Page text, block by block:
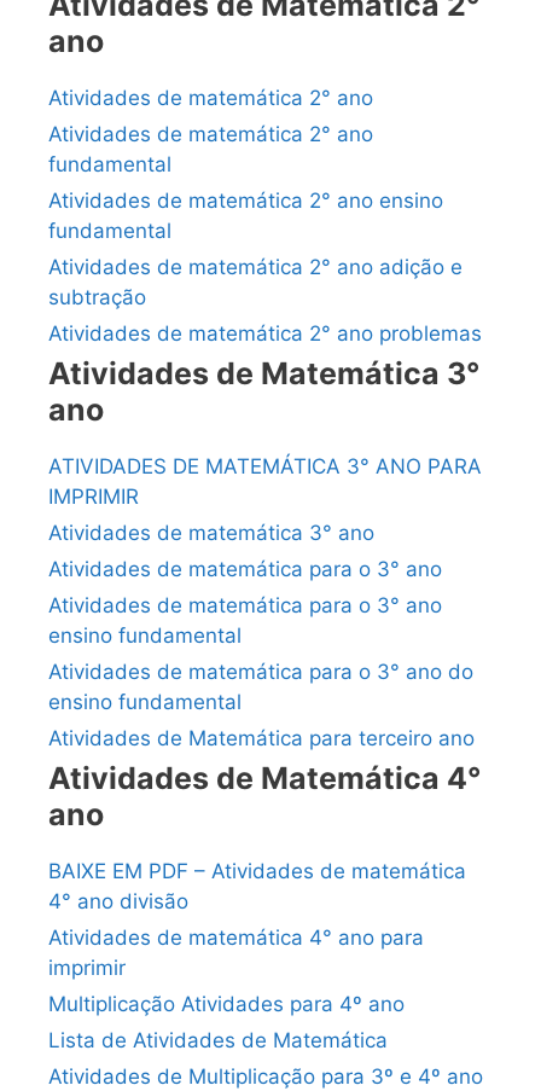
ano
Atividades de matemática 2° ano
Atividades de matemática 2° ano
fundamental
Atividades de matemática 2° ano ensino
fundamental
Atividades de matemática 2° ano adição e
subtração
Atividades de matemática 2° ano problemas
Atividades de Matemática 3°
ano
ATIVIDADES DE MATEMÁTICA 3° ANO PARA
IMPRIMIR
Atividades de matemática 3° ano
Atividades de matemática para o 3° ano
Atividades de matemática para o 3° ano
ensino fundamental
Atividades de matemática para o 3° ano do
ensino fundamental
Atividades de Matemática para terceiro ano
Atividades de Matemática 4°
ano
BAIXE EM PDF – Atividades de matemática
4° ano divisão
Atividades de matemática 4° ano para
imprimir
Multiplicação Atividades para 4º ano
Lista de Atividades de Matemática
Atividades de Multiplicação para 3º e 4º ano